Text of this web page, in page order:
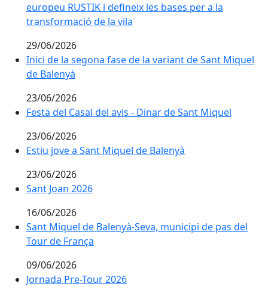
europeu RUSTIK i defineix les bases per a la
transformació de la vila
29/06/2026
Inici de la segona fase de la variant de Sant Miquel
Inici de la segona fase de la variant de Sant Miquel
de Balenyà
23/06/2026
Festa del Casal del avis - Dinar de Sant Miquel
Festa del Casal del avis - Dinar de Sant Miquel
23/06/2026
Estiu jove a Sant Miquel de Balenyà
Estiu jove a Sant Miquel de Balenyà
23/06/2026
Sant Joan 2026
Sant Joan 2026
16/06/2026
Sant Miquel de Balenyà-Seva, municipi de pas del
Sant Miquel de Balenyà-Seva, municipi de pas del
Tour de França
09/06/2026
Jornada Pre-Tour 2026
Jornada Pre-Tour 2026